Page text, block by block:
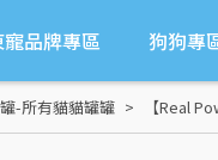
品牌專區 狗狗專
-所有貓貓罐罐 【Real